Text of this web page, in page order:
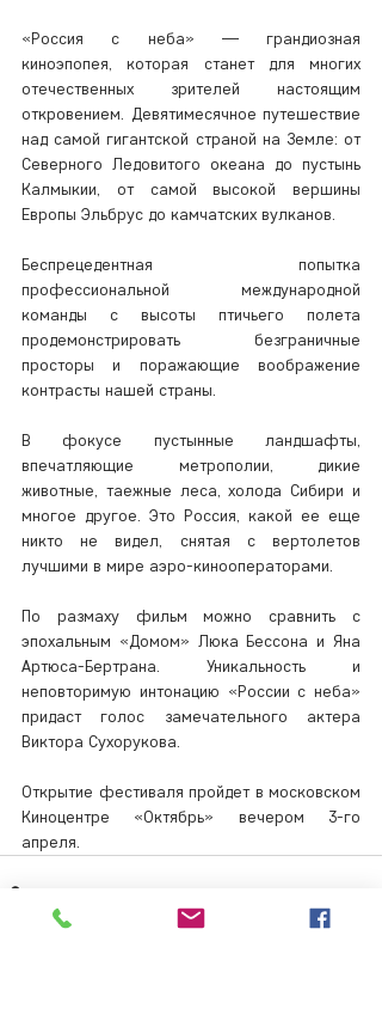
«Россия с неба» — грандиозная
киноэпопея, которая станет для многих
отечественных зрителей настоящим
откровением. Девятимесячное путешествие
над самой гигантской страной на Земле: от
Северного Ледовитого океана до пустынь
Калмыкии, от самой высокой вершины
Европы Эльбрус до камчатских вулканов.
Беспрецедентная попытка
профессиональной международной
команды с высоты птичьего полета
продемонстрировать безграничные
просторы и поражающие воображение
контрасты нашей страны.
В фокусе пустынные ландшафты,
впечатляющие метрополии, дикие
животные, таежные леса, холода Сибири и
многое другое. Это Россия, какой ее еще
никто не видел, снятая с вертолетов
лучшими в мире аэро-кинооператорами.
По размаху фильм можно сравнить с
эпохальным «Домом» Люка Бессона и Яна
Артюса-Бертрана. Уникальность и
неповторимую интонацию «России с неба»
придаст голос замечательного актера
Виктора Сухорукова.
Открытие фестиваля пройдет в московском
Киноцентре «Октябрь» вечером 3-го
апреля.